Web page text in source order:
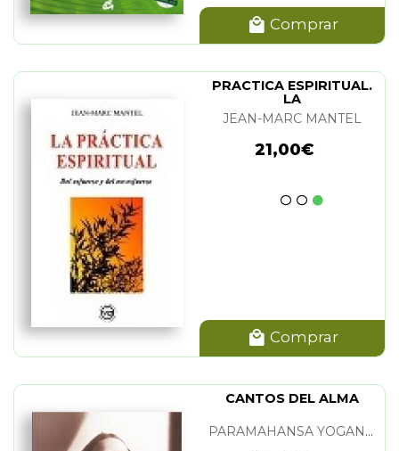
Comprar
PRACTICA ESPIRITUAL.
LA
JEAN-MARC MANTEL
21,00€
Comprar
CANTOS DEL ALMA
PARAMAHANSA YOGANANDA